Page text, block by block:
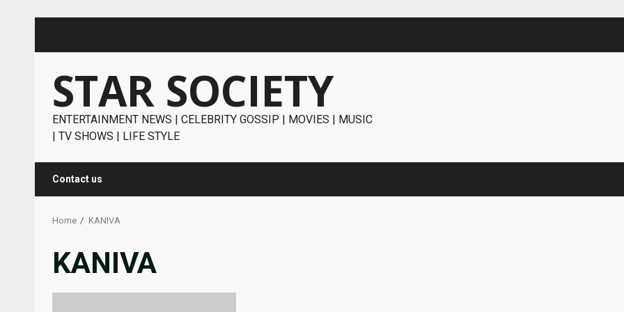
STAR SOCIETY
ENTERTAINMENT NEWS | CELEBRITY GOSSIP | MOVIES | MUSIC
| TV SHOWS | LIFE STYLE
Contact us
Home KANIVA
KANIVA